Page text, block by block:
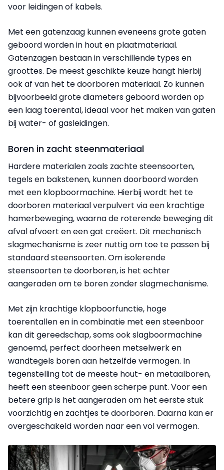
voor leidingen of kabels.
Met een gatenzaag kunnen eveneens grote gaten
geboord worden in hout en plaatmateriaal.
Gatenzagen bestaan in verschillende types en
groottes. De meest geschikte keuze hangt hierbij
ook af van het te doorboren materiaal. Zo kunnen
bijvoorbeeld grote diameters geboord worden op
een laag toerental, ideaal voor het maken van gaten
bij water- of gasleidingen.
Boren in zacht steenmateriaal
Hardere materialen zoals zachte steensoorten,
tegels en bakstenen, kunnen doorboord worden
met een klopboormachine. Hierbij wordt het te
doorboren materiaal verpulvert via een krachtige
hamerbeweging, waarna de roterende beweging dit
afval afvoert en een gat creëert. Dit mechanisch
slagmechanisme is zeer nuttig om toe te passen bij
standaard steensoorten. Om isolerende
steensoorten te doorboren, is het echter
aangeraden om te boren zonder slagmechanisme.
Met zijn krachtige klopboorfunctie, hoge
toerentallen en in combinatie met een steenboor
kan dit gereedschap, soms ook slagboormachine
genoemd, perfect doorheen metselwerk en
wandtegels boren aan hetzelfde vermogen. In
tegenstelling tot de meeste hout- en metaalboren,
heeft een steenboor geen scherpe punt. Voor een
betere grip is het aangeraden om het eerste stuk
voorzichtig en zachtjes te doorboren. Daarna kan er
overgeschakeld worden naar een vol vermogen.